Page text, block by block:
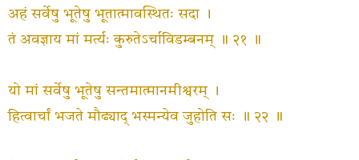
अहं सर्वेषु भूतेषु भूतात्मावस्थितः सदा ।
तं अवज्ञाय मां मर्त्यः कुरुतेऽर्चाविडम्बनम् ॥ २१ ॥
यो मां सर्वेषु भूतेषु सन्तमात्मानमीश्वरम् ।
हित्वार्चां भजते मौढ्याद् भस्मन्येव जुहोति सः ॥ २२ ॥